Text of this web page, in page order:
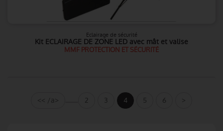
Eclairage de sécurité
Kit ECLAIRAGE DE ZONE LED avec mât et valise
MMF PROTECTION ET SÉCURITÉ
<< /a> 2 3 4 5 6 >